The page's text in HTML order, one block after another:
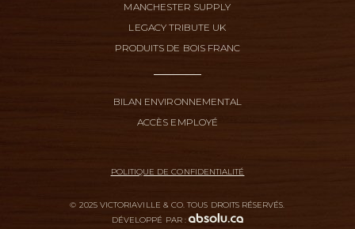
MANCHESTER SUPPLY
LEGACY TRIBUTE UK
PRODUITS DE BOIS FRANC
BILAN ENVIRONNEMENTAL
ACCÈS EMPLOYÉ
POLITIQUE DE CONFIDENTIALITÉ
© 2025 VICTORIAVILLE & CO. TOUS DROITS RÉSERVÉS.
DÉVELOPPÉ PAR :